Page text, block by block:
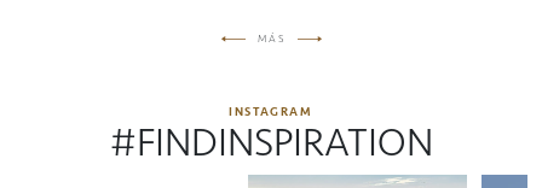
MÁS
INSTAGRAM
#FINDINSPIRATION